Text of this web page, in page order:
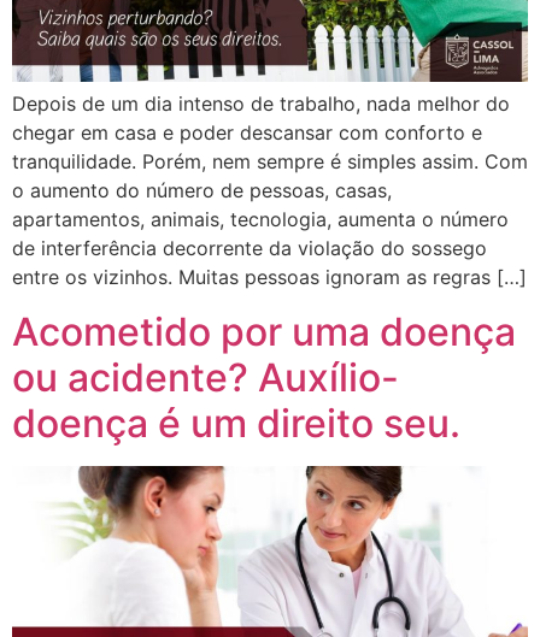
Depois de um dia intenso de trabalho, nada melhor do
chegar em casa e poder descansar com conforto e
tranquilidade. Porém, nem sempre é simples assim. Com
o aumento do número de pessoas, casas,
apartamentos, animais, tecnologia, aumenta o número
de interferência decorrente da violação do sossego
entre os vizinhos. Muitas pessoas ignoram as regras […]
Acometido por uma doença
ou acidente? Auxílio-
doença é um direito seu.